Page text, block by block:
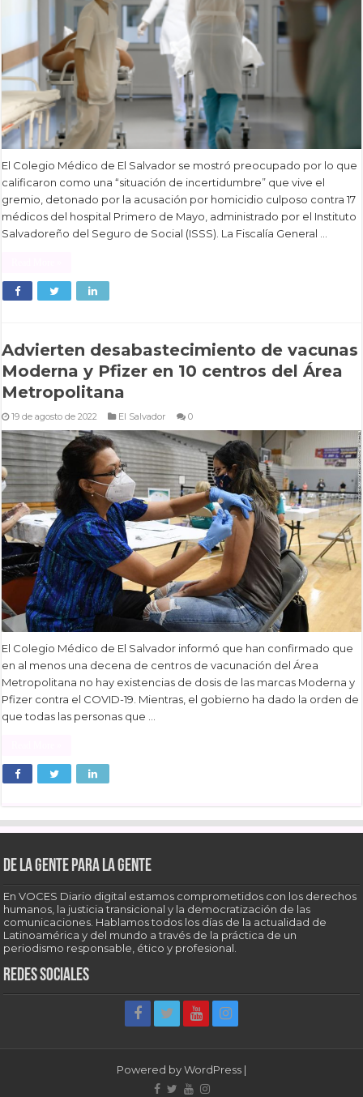
El Colegio Médico de El Salvador se mostró preocupado por lo que
calificaron como una “situación de incertidumbre” que vive el
gremio, detonado por la acusación por homicidio culposo contra 17
médicos del hospital Primero de Mayo, administrado por el Instituto
Salvadoreño del Seguro de Social (ISSS). La Fiscalía General …
Advierten desabastecimiento de vacunas
Moderna y Pfizer en 10 centros del Área
Metropolitana
19 de agosto de 2022 El Salvador 0
El Colegio Médico de El Salvador informó que han confirmado que
en al menos una decena de centros de vacunación del Área
Metropolitana no hay existencias de dosis de las marcas Moderna y
Pfizer contra el COVID-19. Mientras, el gobierno ha dado la orden de
que todas las personas que …
De la gente para la gente
En VOCES Diario digital estamos comprometidos con los derechos
humanos, la justicia transicional y la democratización de las
comunicaciones. Hablamos todos los días de la actualidad de
Latinoamérica y del mundo a través de la práctica de un
periodismo responsable, ético y profesional.
Redes sociales
Powered byWordPress |